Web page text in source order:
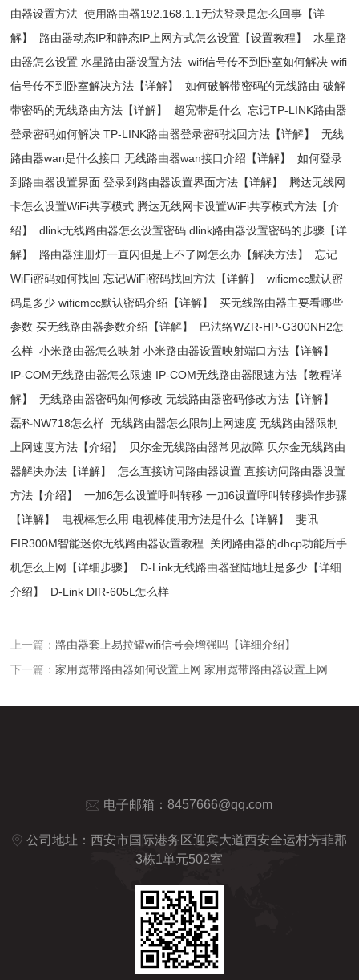
由器设置方法 使用路由器192.168.1.1无法登录是怎么回事【详
解】
路由器动态IP和静态IP上网方式怎么设置【设置教程】
水星路
由器怎么设置 水星路由器设置方法 wifi信号传不到卧室如何解决 wifi
信号传不到卧室解决方法【详解】
如何破解带密码的无线路由 破解
带密码的无线路由方法【详解】
超宽带是什么
忘记TP-LINK路由器
登录密码如何解决 TP-LINK路由器登录密码找回方法【详解】
无线
路由器wan是什么接口 无线路由器wan接口介绍【详解】
如何登录
到路由器设置界面 登录到路由器设置界面方法【详解】
腾达无线网
卡怎么设置WiFi共享模式 腾达无线网卡设置WiFi共享模式方法【介
绍】
dlink无线路由器怎么设置密码 dlink路由器设置密码的步骤【详
解】
路由器注册灯一直闪但是上不了网怎么办【解决方法】
忘记
WiFi密码如何找回 忘记WiFi密码找回方法【详解】
wificmcc默认密
码是多少 wificmcc默认密码介绍【详解】
买无线路由器主要看哪些
参数 买无线路由器参数介绍【详解】
巴法络WZR-HP-G300NH2怎
么样 小米路由器怎么映射 小米路由器设置映射端口方法【详解】
IP-COM无线路由器怎么限速 IP-COM无线路由器限速方法【教程详
解】
无线路由器密码如何修改 无线路由器密码修改方法【详解】
磊科NW718怎么样 无线路由器怎么限制上网速度 无线路由器限制
上网速度方法【介绍】
贝尔金无线路由器常见故障 贝尔金无线路由
器解决办法【详解】
怎么直接访问路由器设置 直接访问路由器设置
方法【介绍】
一加6怎么设置呼叫转移 一加6设置呼叫转移操作步骤
【详解】
电视棒怎么用 电视棒使用方法是什么【详解】
斐讯
FIR300M智能迷你无线路由器设置教程
关闭路由器的dhcp功能后手
机怎么上网【详细步骤】
D-Link无线路由器登陆地址是多少【详细
介绍】
D-Link DIR-605L怎么样
上一篇： 路由器套上易拉罐wifi信号会增强吗【详细介绍】
下一篇：家用宽带路由器如何设置上网 家用宽带路由器设置上网方法【介绍
电子邮箱：8457666@qq.com
公司地址：西安市国际港务区迎宾大道西安全运村芳菲郡
3栋1单元502室